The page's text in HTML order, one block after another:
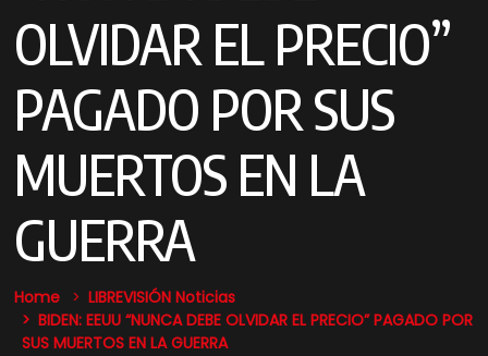
OLVIDAR EL PRECIO”
PAGADO POR SUS
MUERTOS EN LA
GUERRA
Home
LIBREVISIÓN Noticias
BIDEN: EEUU “NUNCA DEBE OLVIDAR EL PRECIO” PAGADO POR
SUS MUERTOS EN LA GUERRA